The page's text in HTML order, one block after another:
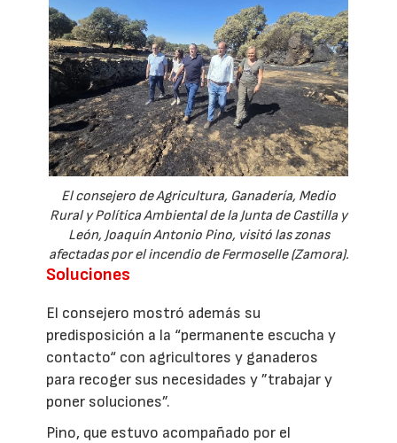
El consejero de Agricultura, Ganadería, Medio
Rural y Política Ambiental de la Junta de Castilla y
León, Joaquín Antonio Pino, visitó las zonas
afectadas por el incendio de Fermoselle (Zamora).
Soluciones
El consejero mostró además su
predisposición a la “permanente escucha y
contacto“ con agricultores y ganaderos
para recoger sus necesidades y ”trabajar y
poner soluciones”.
Pino, que estuvo acompañado por el